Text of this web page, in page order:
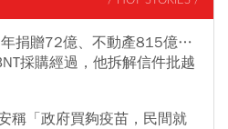
捐贈72億、不動產815億…
採購經過，他拆解信件批越
稱「政府買夠疫苗，民間就